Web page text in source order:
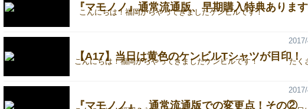
『マモノノ』通常流通版、早期購入特典ありま
【A17】当日は黄色のケンビルTシャツが目印！
『マモノノ』、通常流通版での変更点！その②